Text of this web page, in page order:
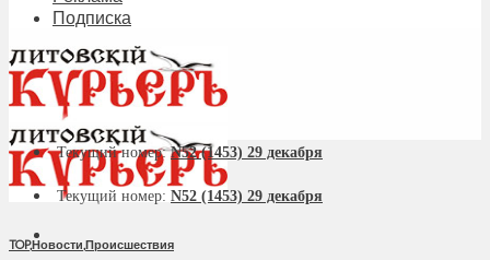
Подписка
Текущий номер:N52 (1453) 29 декабря
Текущий номер: N52 (1453) 29 декабря
TOP,Новости,Происшествия